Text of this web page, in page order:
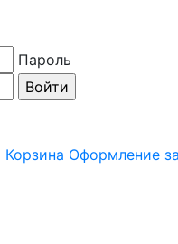
Пароль
Корзина Оформление